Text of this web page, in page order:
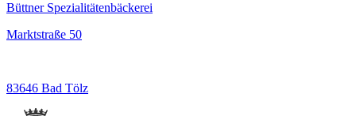
Büttner Spezialitätenbäckerei
Marktstraße 50
83646 Bad Tölz